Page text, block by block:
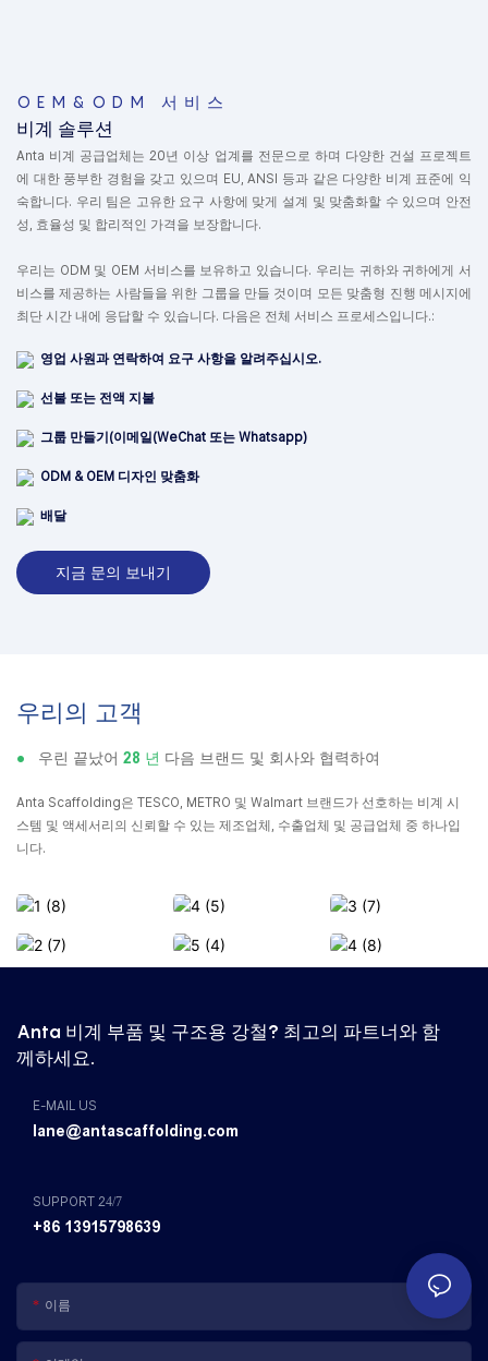
OEM&ODM 서비스
비계 솔루션
Anta 비계 공급업체는 20년 이상 업계를 전문으로 하며 다양한 건설 프로젝트
에 대한 풍부한 경험을 갖고 있으며 EU, ANSI 등과 같은 다양한 비계 표준에 익
숙합니다. 우리 팀은 고유한 요구 사항에 맞게 설계 및 맞춤화할 수 있으며 안전
성, 효율성 및 합리적인 가격을 보장합니다.
우리는 ODM 및 OEM 서비스를 보유하고 있습니다. 우리는 귀하와 귀하에게 서
비스를 제공하는 사람들을 위한 그룹을 만들 것이며 모든 맞춤형 진행 메시지에
최단 시간 내에 응답할 수 있습니다. 다음은 전체 서비스 프로세스입니다.:
영업 사원과 연락하여 요구 사항을 알려주십시오.
선불 또는 전액 지불
그룹 만들기(이메일(WeChat 또는 Whatsapp)
ODM & OEM 디자인 맞춤화
배달
지금 문의 보내기
우리의 고객
● 우린 끝났어 28 년 다음 브랜드 및 회사와 협력하여
Anta Scaffolding은 TESCO, METRO 및 Walmart 브랜드가 선호하는 비계 시
스템 및 액세서리의 신뢰할 수 있는 제조업체, 수출업체 및 공급업체 중 하나입
니다.
Anta 비계 부품 및 구조용 강철? 최고의 파트너와 함
께하세요.
E-MAIL US
lane@antascaffolding.com
SUPPORT 24/7
+86 13915798639
이름